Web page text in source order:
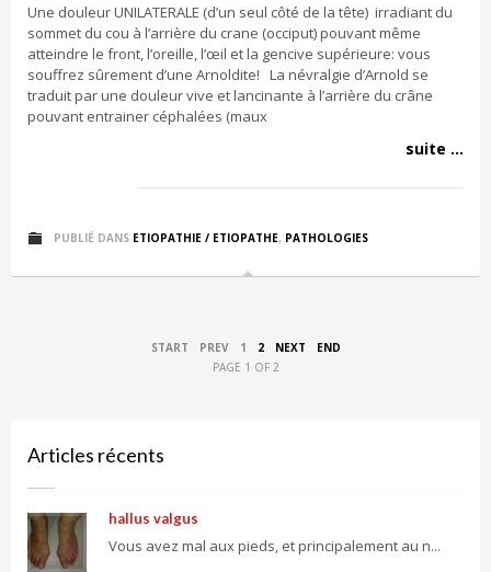
Une douleur UNILATERALE (d’un seul côté de la tête) irradiant du
sommet du cou à l’arrière du crane (occiput) pouvant même
atteindre le front, l’oreille, l’œil et la gencive supérieure: vous
souffrez sûrement d’une Arnoldite! La névralgie d’Arnold se
traduit par une douleur vive et lancinante à l’arrière du crâne
pouvant entrainer céphalées (maux
suite ...
PUBLIÉ DANS ETIOPATHIE / ETIOPATHE, PATHOLOGIES
START PREV 1 2 NEXT
END
PAGE 1 OF 2
Articles récents
hallus valgus
Vous avez mal aux pieds, et principalement au n...